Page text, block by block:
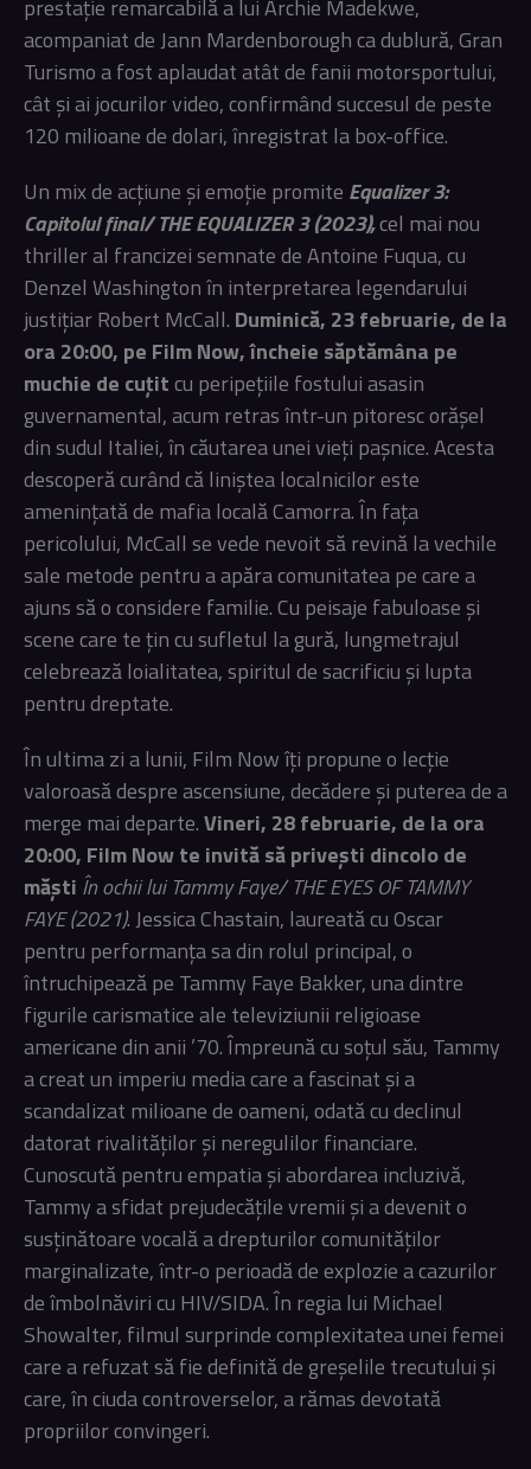
prestație remarcabilă a lui Archie Madekwe,
acompaniat de Jann Mardenborough ca dublură, Gran
Turismo a fost aplaudat atât de fanii motorsportului,
cât și ai jocurilor video, confirmând succesul de peste
120 milioane de dolari, înregistrat la box-office.
Un mix de acțiune și emoție promite Equalizer 3:
Capitolul final/ THE EQUALIZER 3 (2023),cel mai nou
thriller al francizei semnate de Antoine Fuqua, cu
Denzel Washington în interpretarea legendarului
justițiar Robert McCall. Duminică, 23 februarie, de la
ora 20:00, pe Film Now, încheie săptămâna pe
muchie de cuțitcu peripețiile fostului asasin
guvernamental, acum retras într-un pitoresc orășel
din sudul Italiei, în căutarea unei vieți pașnice. Acesta
descoperă curând că liniștea localnicilor este
amenințată de mafia locală Camorra. În fața
pericolului, McCall se vede nevoit să revină la vechile
sale metode pentru a apăra comunitatea pe care a
ajuns să o considere familie. Cu peisaje fabuloase și
scene care te țin cu sufletul la gură, lungmetrajul
celebrează loialitatea, spiritul de sacrificiu și lupta
pentru dreptate.
În ultima zi a lunii, Film Now îți propune o lecție
valoroasă despre ascensiune, decădere și puterea de a
merge mai departe.Vineri, 28 februarie, de la ora
20:00, Film Now te invită să privești dincolo de
măști În ochii lui Tammy Faye/ THE EYES OF TAMMY
FAYE (2021). Jessica Chastain, laureată cu Oscar
pentru performanța sa din rolul principal, o
întruchipează pe Tammy Faye Bakker, una dintre
figurile carismatice ale televiziunii religioase
americane din anii ’70. Împreună cu soțul său, Tammy
a creat un imperiu media care a fascinat și a
scandalizat milioane de oameni, odată cu declinul
datorat rivalităților și neregulilor financiare.
Cunoscută pentru empatia și abordarea incluzivă,
Tammy a sfidat prejudecățile vremii și a devenit o
susținătoare vocală a drepturilor comunităților
marginalizate, într-o perioadă de explozie a cazurilor
de îmbolnăviri cu HIV/SIDA. În regia lui Michael
Showalter, filmul surprinde complexitatea unei femei
care a refuzat să fie definită de greșelile trecutului și
care, în ciuda controverselor, a rămas devotată
propriilor convingeri.